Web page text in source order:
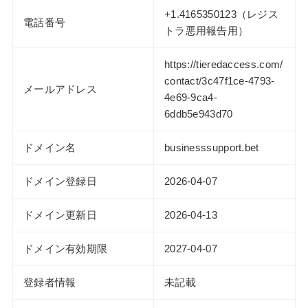
電話番号
+1.4165350123（レジス
トラ悪用報告用）
メールアドレス
https://tieredaccess.com/
contact/3c47f1ce-4793-
4e69-9ca4-
6ddb5e943d70
ドメイン名 businesssupport.bet
ドメイン登録日 2026-04-07
ドメイン更新日 2026-04-13
ドメイン有効期限 2027-04-07
登録者情報 未記載